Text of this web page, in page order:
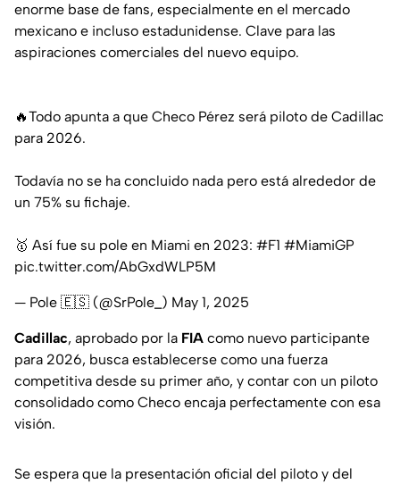
enorme base de fans, especialmente en el mercado
mexicano e incluso estadunidense. Clave para las
aspiraciones comerciales del nuevo equipo.
🔥Todo apunta a que Checo Pérez será piloto de Cadillac
para 2026.
Todavía no se ha concluido nada pero está alrededor de
un 75% su fichaje.
🥇 Así fue su pole en Miami en 2023: #F1 #MiamiGP
pic.twitter.com/AbGxdWLP5M
— Pole 🇪🇸 (@SrPole_) May 1, 2025
Cadillac, aprobado por la FIA como nuevo participante
para 2026, busca establecerse como una fuerza
competitiva desde su primer año, y contar con un piloto
consolidado como Checo encaja perfectamente con esa
visión.
Se espera que la presentación oficial del piloto y del